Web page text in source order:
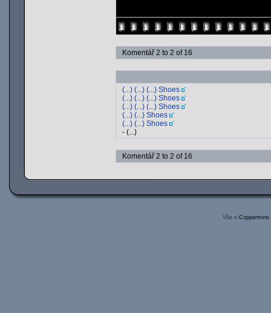
Komentář 2 to 2 of 16
(...) (...) (...) Shoes
(...) (...) (...) Shoes
(...) (...) (...) Shoes
(...) (...) Shoes
(...) (...) Shoes
- (...)
Komentář 2 to 2 of 16
Vše o Coppermine